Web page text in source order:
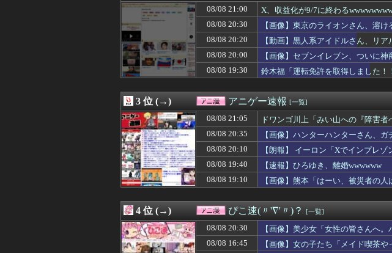
08/08 21:00
【シャニマス】髪下ろし水着ちょこ先輩がエ〇チ
08/08 21:00
2026年度 暑さのピーク終了
08/08 21:00
旦那に子供を預けて妹&姪っ子達を遊びに連れて
08/08 21:00
【朗報】サンセイのオンラインショップが再オー
08/08 21:00
ショートスリーパー、誹謗中傷を受けて突然泣き
08/08 21:00
鬼って船で難破した白人なんじゃないの？
08/08 21:00
男「川で全裸のエルフ拾った
08/08 21:00
【画像】加工なしのローカル地下アイドル、流石
08/08 21:00
可愛すぎるマネージャ、甲子園で負けて泣く【画
08/08 21:00
【ななし】ねるちゃん「おじさんたち～！もりも
08/08 21:00
Switch カルドセプト ザ ファースト 1,858 本
08/08 21:00
【遊戯王OCG情報】「聖なる心のバリア －マイ
08/08 21:00
ETCの事をイーティーシーってゆってる奴がいた
08/08 21:00
【画像】本田望結、お乳がデカすぎて浴衣を突
08/08 21:00
日向坂46、もちもちの肉厚ナマ太ももが性的すぎ
08/08 21:00
「撃たれても撃っちゃイカン」警視庁OBが明か
08/08 21:00
ガキ「世界を救います」←飽きた。おっさんにし
08/08 21:00
Vチューバーてやっぱみんな彼氏いるのかな？
08/08 21:00
【インド】バーガーを食べる罪【ポーランドボー
08/08 21:00
SB上茶谷(29)7回5安打7奪三振無失点
08/08 21:00
「お父さんが私にいくら使おうと、あなたには関
08/08 21:00
X、収益化が9/7に終わる
08/08 20:30
【画像】東京のライオンさん、溶け
08/08 20:20
【動画】黒人系アイドルさん、リ
08/08 20:00
【画像】セブンイレブン、ついに神
08/08 19:30
鈴木福「運転免許を取得しました！
3 位 (→) アニゲー速報 [一覧]
08/08 21:05
ドワンゴ川上「みい山への『障害
08/08 20:35
【画像】ハンターハンターさん、
08/08 20:10
【朗報】 イーロン「Xでインプレ
08/08 19:40
【速報】ひろゆき、離婚wwwwww
08/08 19:10
【画像】熊本「はーい、被災者の
4 位 (→) ぴこ速(〃'∇'〃)？ [一覧]
08/08 20:30
【画像】美少女「女性の皆さんへ
08/08 16:45
【画像】女の子たち「メイド喫茶